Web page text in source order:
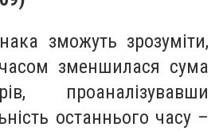
зможуть зрозуміти,
зменшилася сума
проаналізувавши
останнього часу –